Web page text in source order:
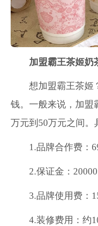
加盟霸王茶姬奶
想加盟霸王茶姬
钱。一般来说，加盟
万元到50万元之间。
1.品牌合作费：
2.保证金：20000
3.品牌使用费：
4.装修费用：约10